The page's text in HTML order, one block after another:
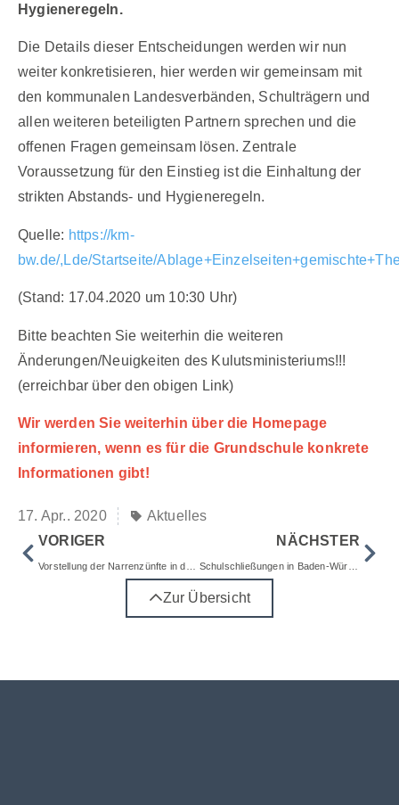
Hygieneregeln.
Die Details dieser Entscheidungen werden wir nun
weiter konkretisieren, hier werden wir gemeinsam mit
den kommunalen Landesverbänden, Schulträgern und
allen weiteren beteiligten Partnern sprechen und die
offenen Fragen gemeinsam lösen. Zentrale
Voraussetzung für den Einstieg ist die Einhaltung der
strikten Abstands- und Hygieneregeln.
Quelle: https://km-
bw.de/,Lde/Startseite/
(Stand: 17.04.2020 um 10:30 Uhr)
Bitte beachten Sie weiterhin die weiteren
Änderungen/Neuigkeiten des Kulutsministeriums!!!
(erreichbar über den obigen Link)
Wir werden Sie weiterhin über die Homepage
informieren, wenn es für die Grundschule konkrete
Informationen gibt!
17. Apr.. 2020
Aktuelles
VORIGER
NÄCHSTER
Zur Übersicht